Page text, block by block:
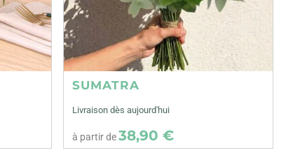
SUMATRA
Livraison dès aujourd'hui
à partir de38,90 €